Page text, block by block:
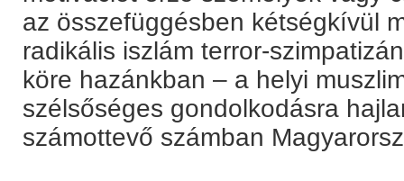
az összefüggésben kétségkívül
radikális iszlám terror-
köre hazánkban – a helyi
szélsőséges gondolkodásra
számottevő számban